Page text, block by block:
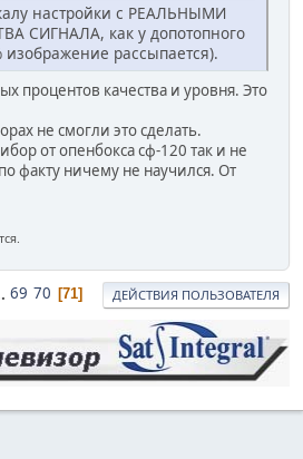
настройки с РЕАЛЬНЫМИ
СИГНАЛА, как у допотопного
изображение рассыпается).
процентов качества и уровня. Это
не смогли это сделать.
от опенбокса сф-120 так и не
факту ничему не научился. От
69 70 71 ДЕЙСТВИЯ ПОЛЬЗОВАТЕЛЯ